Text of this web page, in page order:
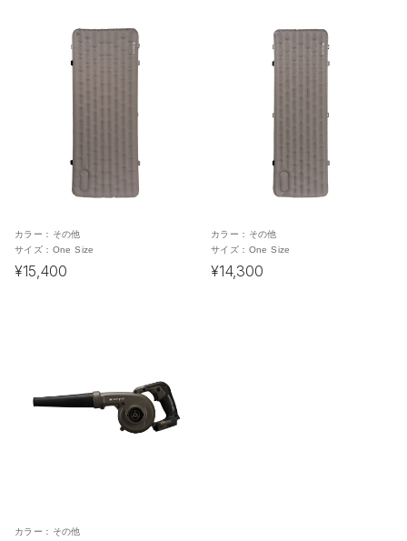
カラー： その他
サイズ： One Size
¥15,400
カラー： その他
サイズ： One Size
¥14,300
カラー： その他